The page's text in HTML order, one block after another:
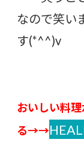
なので笑い
す(*^^)v
おいしい料
る→→